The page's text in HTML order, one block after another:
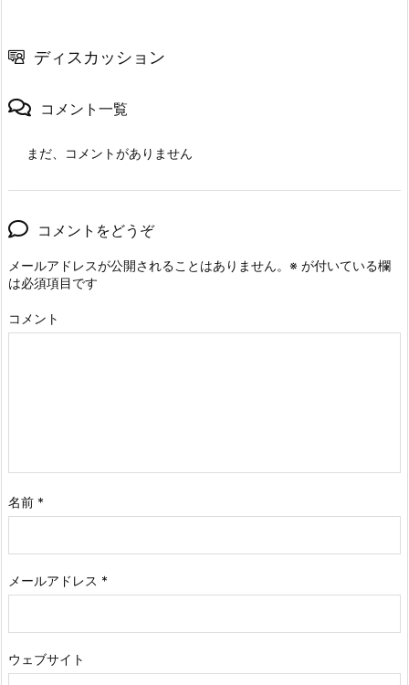
ディスカッション
コメント一覧
まだ、コメントがありません
コメントをどうぞ
メールアドレスが公開されることはありません。 ※ が付いている欄
は必須項目です
コメント
名前 *
メールアドレス *
ウェブサイト